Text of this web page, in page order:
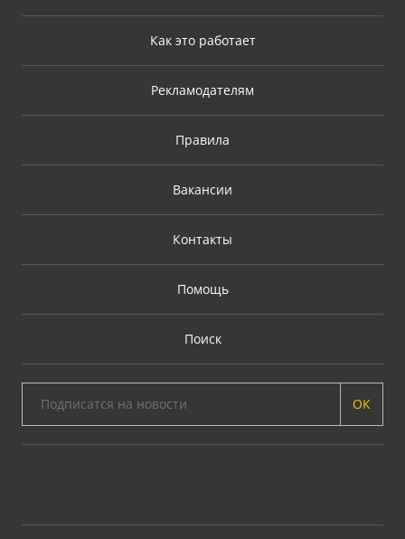
Как это работает
Рекламодателям
Правила
Вакансии
Контакты
Помощь
Поиск
ОК